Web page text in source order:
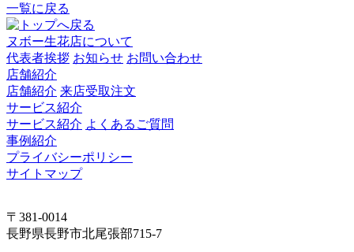
一覧に戻る
ヌボー生花店について
代表者挨拶 お知らせ お問い合わせ
店舗紹介
店舗紹介 来店受取注文
サービス紹介
サービス紹介 よくあるご質問
事例紹介
プライバシーポリシー
サイトマップ
〒381-0014
長野県長野市北尾張部715-7